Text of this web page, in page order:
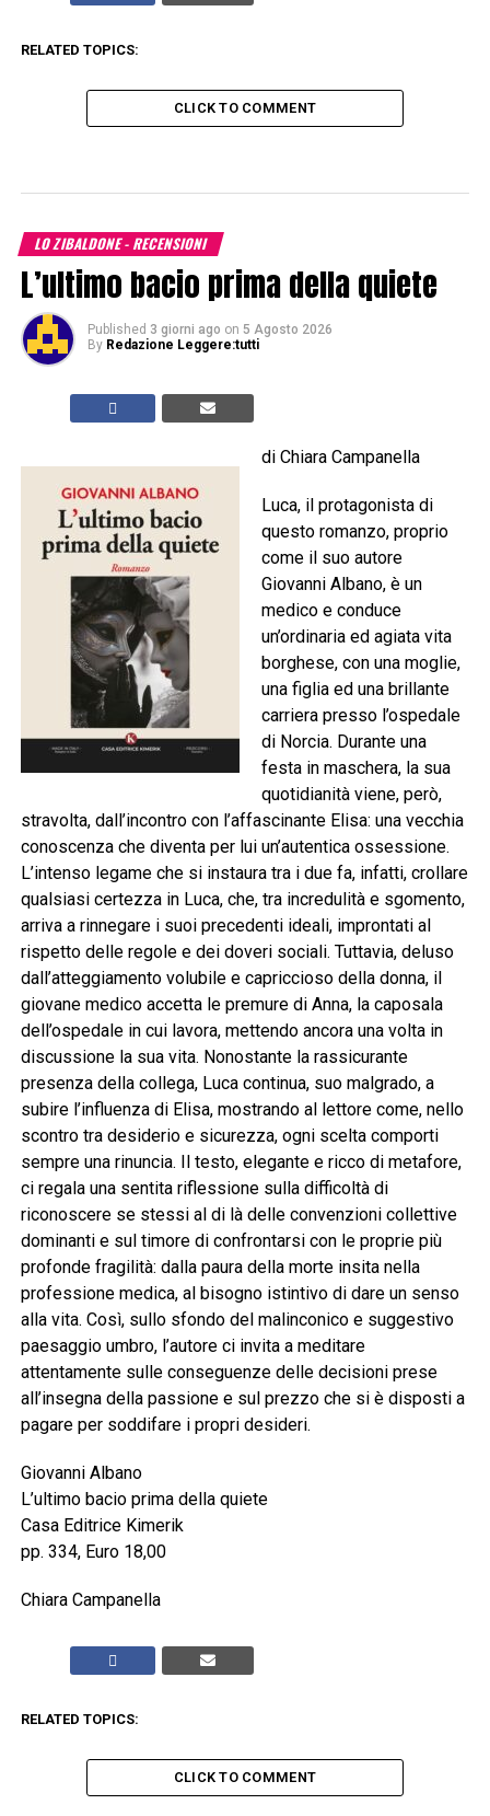
RELATED TOPICS:
CLICK TO COMMENT
LO ZIBALDONE - RECENSIONI
L’ultimo bacio prima della quiete
Published 3 giorni ago on 5 Agosto 2026
By Redazione Leggere:tutti
di Chiara Campanella
Luca, il protagonista di
questo romanzo, proprio
come il suo autore
Giovanni Albano, è un
medico e conduce
un’ordinaria ed agiata vita
borghese, con una moglie,
una figlia ed una brillante
carriera presso l’ospedale
di Norcia. Durante una
festa in maschera, la sua
quotidianità viene, però,
stravolta, dall’incontro con l’affascinante Elisa: una vecchia
conoscenza che diventa per lui un’autentica ossessione.
L’intenso legame che si instaura tra i due fa, infatti, crollare
qualsiasi certezza in Luca, che, tra incredulità e sgomento,
arriva a rinnegare i suoi precedenti ideali, improntati al
rispetto delle regole e dei doveri sociali. Tuttavia, deluso
dall’atteggiamento volubile e capriccioso della donna, il
giovane medico accetta le premure di Anna, la caposala
dell’ospedale in cui lavora, mettendo ancora una volta in
discussione la sua vita. Nonostante la rassicurante
presenza della collega, Luca continua, suo malgrado, a
subire l’influenza di Elisa, mostrando al lettore come, nello
scontro tra desiderio e sicurezza, ogni scelta comporti
sempre una rinuncia. Il testo, elegante e ricco di metafore,
ci regala una sentita riflessione sulla difficoltà di
riconoscere se stessi al di là delle convenzioni collettive
dominanti e sul timore di confrontarsi con le proprie più
profonde fragilità: dalla paura della morte insita nella
professione medica, al bisogno istintivo di dare un senso
alla vita. Così, sullo sfondo del malinconico e suggestivo
paesaggio umbro, l’autore ci invita a meditare
attentamente sulle conseguenze delle decisioni prese
all’insegna della passione e sul prezzo che si è disposti a
pagare per soddifare i propri desideri.
Giovanni Albano
L’ultimo bacio prima della quiete
Casa Editrice Kimerik
pp. 334, Euro 18,00
Chiara Campanella
RELATED TOPICS:
CLICK TO COMMENT